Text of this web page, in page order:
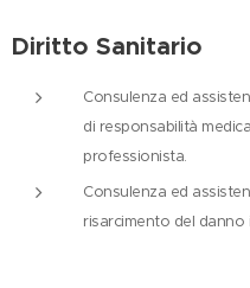
Diritto Sanitario
Consulenza ed
di responsabilità
professionista.
Consulenza ed
risarcimento del danno